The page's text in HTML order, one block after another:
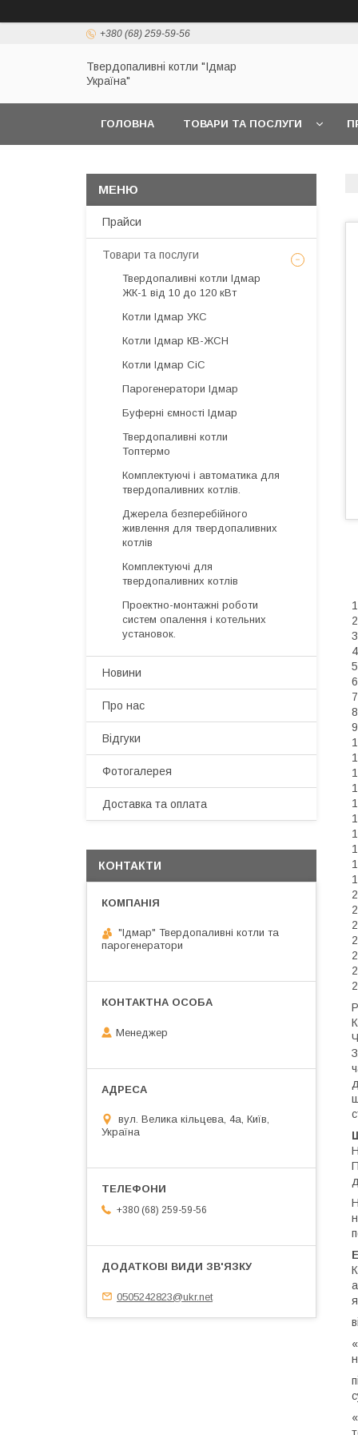
+380 (68) 259-59-56
Твердопаливні котли "Ідмар
Україна"
ГОЛОВНА ТОВАРИ ТА ПОСЛУГИ
Прайси
Товари та послуги
Твердопаливні котли Ідмар
ЖК-1 від 10 до 120 кВт
Котли Ідмар УКС
Котли Ідмар КВ-ЖСН
Котли Ідмар СіС
Парогенератори Ідмар
Буферні ємності Ідмар
Твердопаливні котли
Топтермо
Комплектуючі і автоматика для
твердопаливних котлів.
Джерела безперебійного
живлення для твердопаливних
котлів
Комплектуючі для
твердопаливних котлів
Проектно-монтажні роботи
систем опалення і котельних
установок.
Новини
Про нас
Відгуки
Фотогалерея
Доставка та оплата
КОНТАКТИ
"Ідмар" Твердопаливні котли та
парогенератори
Менеджер
вул. Велика кільцева, 4а, Київ,
Україна
+380 (68) 259-59-56
0505242823@ukr.net